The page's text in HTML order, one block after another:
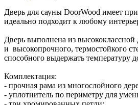
Дверь для сауны DoorWood имеет
идеально подходит к любому
Дверь выполнена из высококлассной
и высокопрочного, термостойкого
способного выдержать температуру
Комплектация:
- прочная рама из многослойного
- уплотнитель по периметру для